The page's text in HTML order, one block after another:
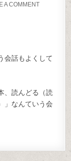
A COMMENTON ~とる
会話もよくして
、読んどる（読
」なんていう会